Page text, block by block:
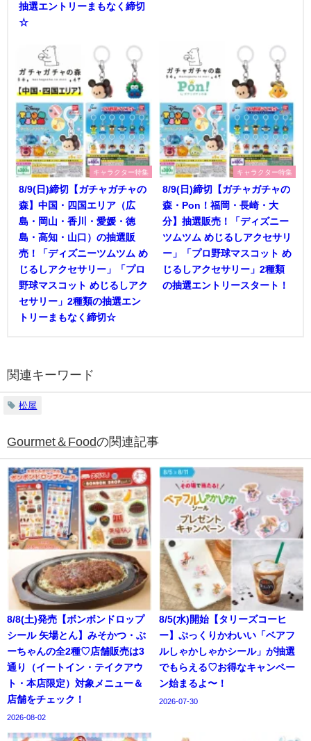
抽選エントリーまもなく締切
☆
キャラクター特集
8/9(日)締切【ガチャガチャの
森】中国・四国エリア（広
島・岡山・香川・愛媛・徳
島・高知・山口）の抽選販
売！「ディズニーツムツム め
じるしアクセサリー」「プロ
野球マスコット めじるしアク
セサリー」2種類の抽選エン
トリーまもなく締切☆
キャラクター特集
8/9(日)締切【ガチャガチャの
森・Pon！福岡・長崎・大
分】抽選販売！「ディズニー
ツムツム めじるしアクセサリ
ー」「プロ野球マスコット め
じるしアクセサリー」2種類
の抽選エントリースタート！
関連キーワード
松屋
Gourmet＆Foodの関連記事
8/8(土)発売【ボンボンドロップ
シール 矢場とん】みそかつ・ぶ
ーちゃんの全2種♡店舗販売は3
通り（イートイン・テイクアウ
ト・本店限定）対象メニュー＆
店舗をチェック！
2026-08-02
8/5(水)開始【タリーズコーヒ
ー】ぷっくりかわいい「ベアフ
ルしゃかしゃかシール」が抽選
でもらえる♡お得なキャンペー
ン始まるよ〜！
2026-07-30